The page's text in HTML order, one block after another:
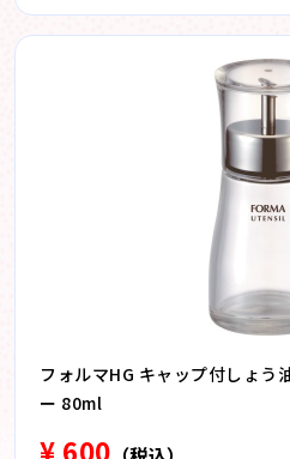
フォルマHG キャップ付しょう
ー 80ml
¥ 600